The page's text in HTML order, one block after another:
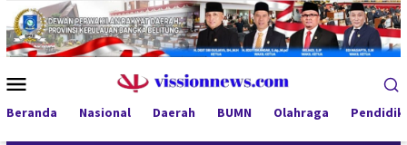
Loncat
ke
konten
Mobile
Beranda Nasional Daerah BUMN Olahraga